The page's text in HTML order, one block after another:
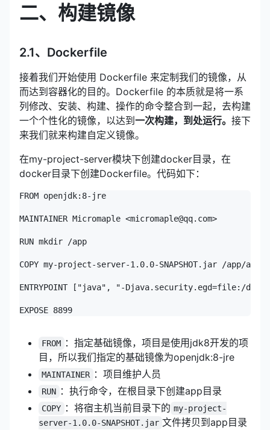
二、构建镜像
2.1、Dockerfile
接着我们开始使用 Dockerfile 来定制我们的镜像，从
而达到容器化的目的。Dockerfile 的本质就是将一系
列修改、安装、构建、操作的命令整合到一起，去构建
一个个性化的镜像，以达到 一次构建，到处运行。 接下
来我们就来构建自定义镜像。
在my-project-server模块下创建docker目录，在
docker目录下创建Dockerfile。代码如下：
FROM openjdk:8-jre
MAINTAINER Micromaple <micromaple@qq.com>
RUN mkdir /app
COPY my-project-server-1.0.0-SNAPSHOT.jar /app/
ENTRYPOINT ["java", "-Djava.security.egd=file:/
EXPOSE 8899
FROM ：指定基础镜像，项目是使用jdk8开发的项
目，所以我们指定的基础镜像为openjdk:8-jre
MAINTAINER ：项目维护人员
RUN ：执行命令，在根目录下创建app目录
COPY ：将宿主机当前目录下的 my-project-
server-1.0.0-SNAPSHOT.jar 文件拷贝到app目录